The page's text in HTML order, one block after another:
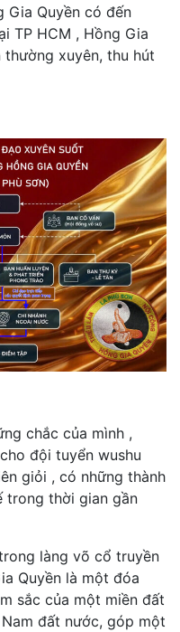
Gia Quyền có đến
TP HCM , Hồng Gia
xuyên, thu hút
chắc của mình ,
đội tuyển wushu
giỏi , có những thành
trong thời gian gần
làng võ cổ truyền
Quyền là một đóa
sắc của một miền đất
đất nước, góp một